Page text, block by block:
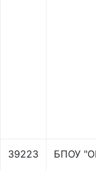
39223 БПОУ